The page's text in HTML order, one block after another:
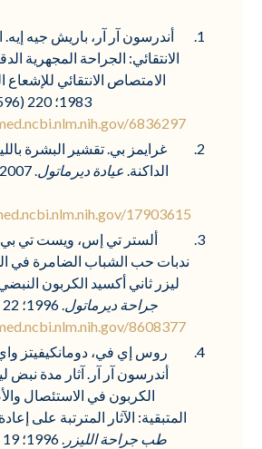
أندرسون آر آر، باريش جيه إيه.
الانتقائي: الجراحة المجهرية
الامتصاص الانتقائي للإشعاع
1983؛ 220 (4596): 524-527.
6836297/
غرايمز بي. تقشير البشرة
الداكنة. عيادة ديرماتول
17903615/
ألستر تي إس، ويست تي
ندبات حب الشباب الضامرة في
ليزر ثاني أكسيد الكربون
جراحة ديرماتول. 1996؛ 22 (2): 151-154.
8608377/
روس إي في، دومانكيفيتز
أندرسون آر آر. آثار مدة نبض
الكربون في الاستئصال
المتبقية: الآثار المترتبة على
طب جراحة الليزر . 1996؛ 19 (2): 123-129.